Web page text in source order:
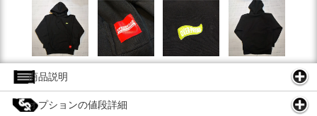
商品説明
オプションの値段詳細